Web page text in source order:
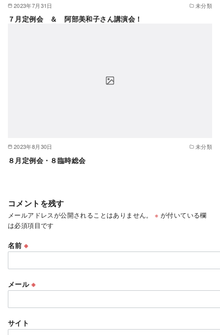
2023年7月31日 未分類
７月定例会 ＆ 阿部美和子さん講演会！
2023年8月30日 未分類
８月定例会・８臨時総会
コメントを残す
メールアドレスが公開されることはありません。 ※ が付いている欄
は必須項目です
名前※
メール ※
サイト